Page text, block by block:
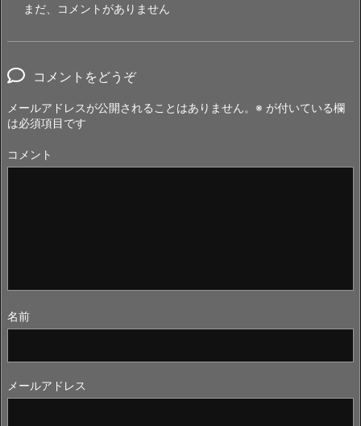
まだ、コメントがありません
コメントをどうぞ
メールアドレスが公開されることはありません。 ※ が付いている欄
は必須項目です
コメント
名前
メールアドレス